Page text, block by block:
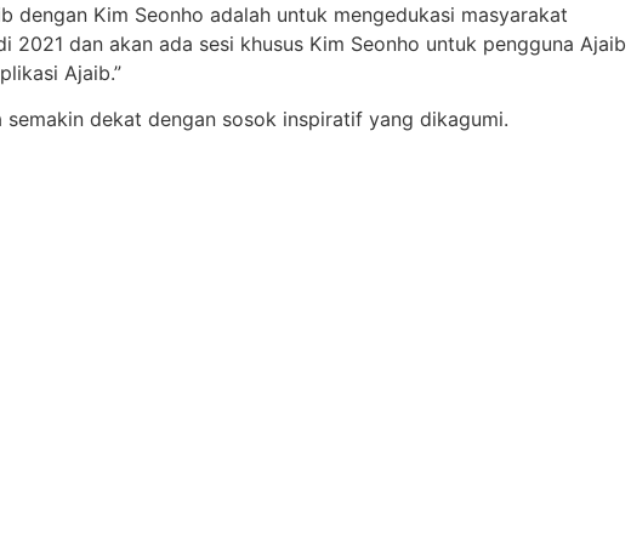
dengan Kim Seonho adalah untuk mengedukasi masyarakat
dan akan ada sesi khusus Kim Seonho untuk pengguna Ajaib
Ajaib.”
dekat dengan sosok inspiratif yang dikagumi.